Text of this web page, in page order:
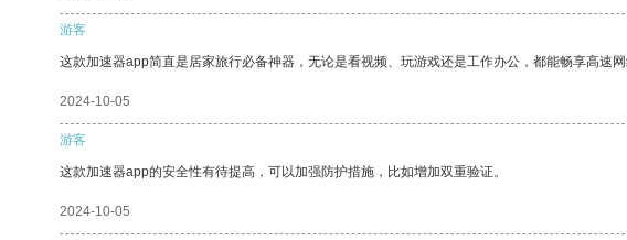
游客
这款加速器app简直是居家旅行必备神器，无论是看视频、玩游戏还是工作办公，都能畅享高速网
2024-10-05
游客
这款加速器app的安全性有待提高，可以加强防护措施，比如增加双重验证。
2024-10-05